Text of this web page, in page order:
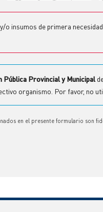
insumos de primera
Pública Provincial y Municipal
organismo. Por favor, no
en el presente formulario son